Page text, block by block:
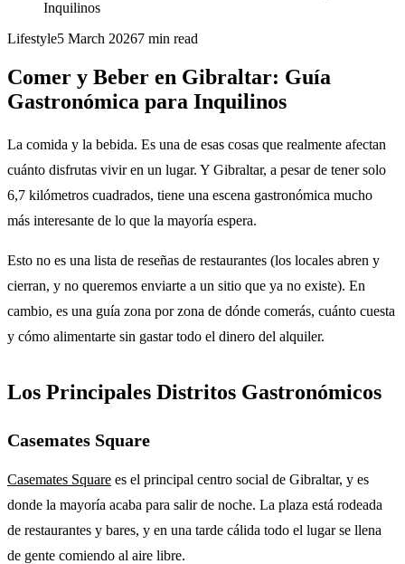
Inquilinos
Lifestyle5 March 20267 min read
Comer y Beber en Gibraltar: Guía
Gastronómica para Inquilinos
La comida y la bebida. Es una de esas cosas que realmente afectan
cuánto disfrutas vivir en un lugar. Y Gibraltar, a pesar de tener solo
6,7 kilómetros cuadrados, tiene una escena gastronómica mucho
más interesante de lo que la mayoría espera.
Esto no es una lista de reseñas de restaurantes (los locales abren y
cierran, y no queremos enviarte a un sitio que ya no existe). En
cambio, es una guía zona por zona de dónde comerás, cuánto cuesta
y cómo alimentarte sin gastar todo el dinero del alquiler.
Los Principales Distritos Gastronómicos
Casemates Square
Casemates Square es el principal centro social de Gibraltar, y es
donde la mayoría acaba para salir de noche. La plaza está rodeada
de restaurantes y bares, y en una tarde cálida todo el lugar se llena
de gente comiendo al aire libre.